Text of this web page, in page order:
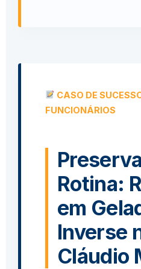
CASO DE
FUNCIONÁRIOS
Rotina:
em
Inverse
Cláudio